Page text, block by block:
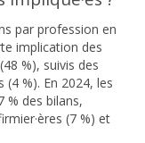
par profession en
implication des
%), suivis des
(4 %). En 2024, les
% des bilans,
(7 %) et